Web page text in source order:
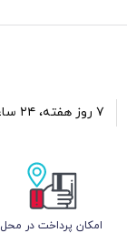
۷ روز هفته، ۲۴ ساعته پاسخگوی شما هستیم
امکان پرداخت در محل